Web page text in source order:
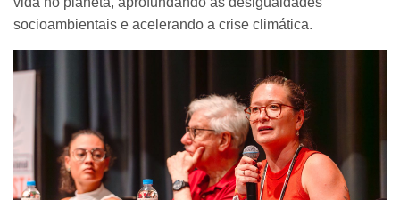
socioambientais e acelerando a crise climática.